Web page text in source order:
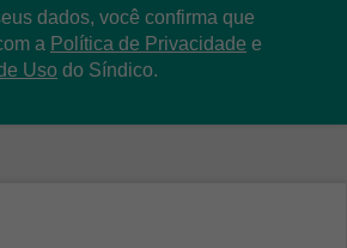
dados, você confirma que
a Política de Privacidade e
Uso do Síndico.